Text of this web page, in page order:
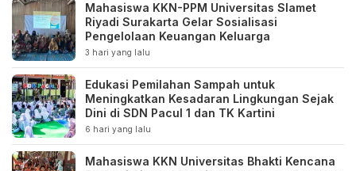
Mahasiswa KKN-PPM Universitas Slamet
Riyadi Surakarta Gelar Sosialisasi
Pengelolaan Keuangan Keluarga
3 hari yang lalu
Edukasi Pemilahan Sampah untuk
Meningkatkan Kesadaran Lingkungan Sejak
Dini di SDN Pacul 1 dan TK Kartini
6 hari yang lalu
Mahasiswa KKN Universitas Bhakti Kencana